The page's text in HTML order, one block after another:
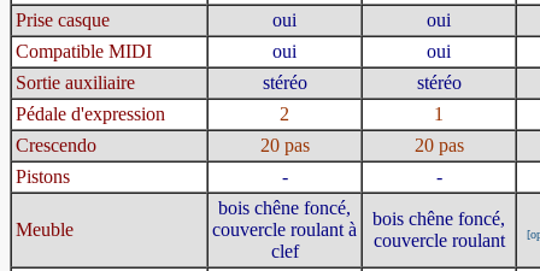
Prise casque
oui
oui
Compatible MIDI
oui
oui
Sortie auxiliaire
stéréo
stéréo
Pédale d'expression
2
1
Crescendo
20 pas
20 pas
Pistons
- -
Meuble
bois chêne foncé,
couvercle roulant à
clef
bois chêne foncé,
couvercle roulant